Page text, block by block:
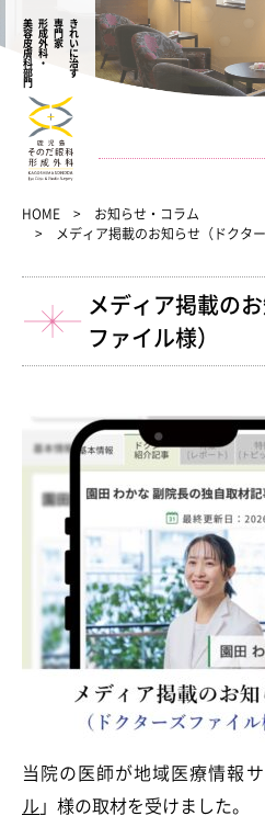
きれいに治す
専門家
形成外科・
美容皮膚科部門
HOME
お知らせ・コラム
メディア掲載のお知らせ（ドクタ
メディア掲載の
ファイル様）
当院の医師が地域医療情報サ
ル 」様の取材を受けました。